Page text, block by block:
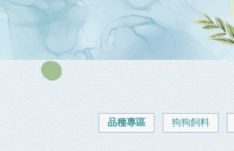
品種專區 狗狗飼料